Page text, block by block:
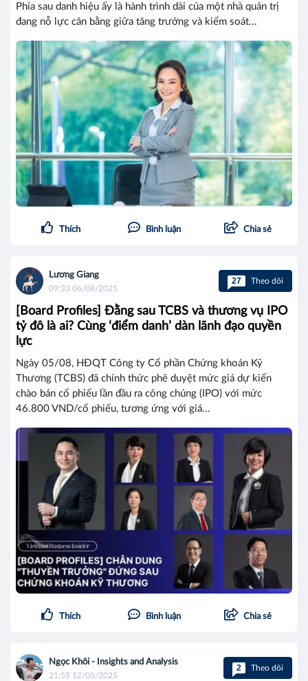
Phía sau danh hiệu ấy là hành trình dài của một nhà quản trị
đang nỗ lực cân bằng giữa tăng trưởng và kiểm soát...
Thích Bình luận Chia sẻ
Lương Giang
09:33 06/08/2025
27 Theo dõi
[Board Profiles] Đằng sau TCBS và thương vụ IPO
tỷ đô là ai? Cùng ‘điểm danh’ dàn lãnh đạo quyền
lực
Ngày 05/08, HĐQT Công ty Cổ phần Chứng khoán Kỹ
Thương (TCBS) đã chính thức phê duyệt mức giá dự kiến
chào bán cổ phiếu lần đầu ra công chúng (IPO) với mức
46.800 VND/cổ phiếu, tương ứng với giá...
Thích Bình luận Chia sẻ
Ngọc Khôi - Insights and Analysis
21:55 12/05/2025
2 Theo dõi